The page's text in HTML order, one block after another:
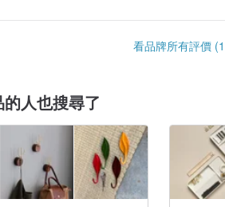
看品牌所有評價
人也搜尋了